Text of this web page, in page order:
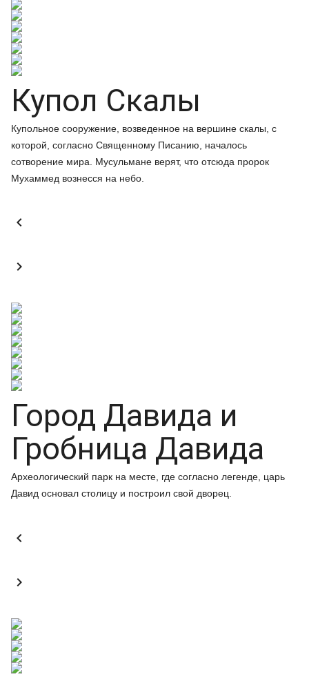
Купол Скалы
Купольное сооружение, возведенное на вершине скалы, с
которой, согласно Священному Писанию, началось
сотворение мира. Мусульмане верят, что отсюда пророк
Мухаммед вознесся на небо.


Город Давида и
Гробница Давида
Археологический парк на месте, где согласно легенде, царь
Давид основал столицу и построил свой дворец.

